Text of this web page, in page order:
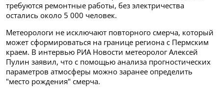
требуются ремонтные работы, без электричества
остались около 5 000 человек.
Метеорологи не исключают повторного смерча, который
может сформироваться на границе региона с Пермским
краем. В интервью РИА Новости метеоролог Алексей
Пулин заявил, что с помощью анализа прогностических
параметров атмосферы можно заранее определить
"место рождения" смерча.